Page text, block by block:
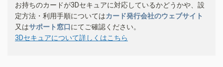
お持ちのカードが3Dセキュアに対応しているかどうかや、設
定方法・利用手順についてはカード発行会社のウェブサイト
又はサポート窓口にてご確認ください。
3Dセキュアについて詳しくはこちら